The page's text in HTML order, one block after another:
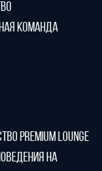
КОМАНДА
PREMIUM LOUNGE
НА